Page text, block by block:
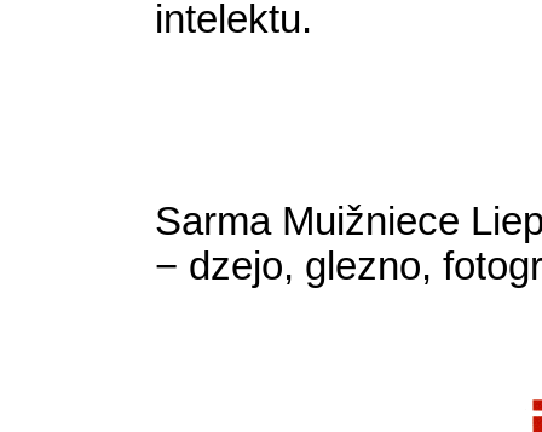
intelektu.
Sarma Muižniece
− dzejo, glezno,